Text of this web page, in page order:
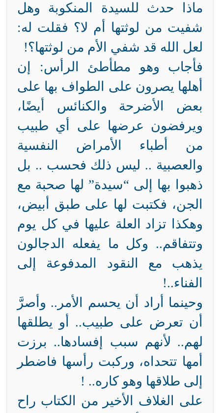
ماذا حدث للسيدة المنكوبة وهل
شفيت من لوثتها أم لا؟ فقلت له:
لعل الله قد شفي الأم من لوثتها؟!
فأجاب وهو مطأطئ الرأس: إن
أهلها يصرون على الطواف بها على
بعض الأضرحة والكنائس أيضًا،
ويرفضون عرضها على أي طبيب
من أطباء الأمراض النفسية
والعصبية .. ليس ذلك فحسب .. بل
ذهبوا بها إلى “سيدة” لها صحبة مع
الجن، فكتبت لها على طبق أبيض،
وهكذا تزاد العلة عليها في كل يوم
وتتفاقم.. وكل ما يفعله الدجالون
يذهب مع النقود المدفوعة إلى
الفناء..!
وحينما أراد أن يحسم الأمر.. وأصرَّ
أن تعرض على طبيب.. أو يطلقها
لهم.. لأنهم سبب إفسادها.. برزت
أمها تتحداه، وركبت رأسها فاضطر
إلى طلاقها وهو كاره.. !
على الغلاف الأخير من الكتاب راح